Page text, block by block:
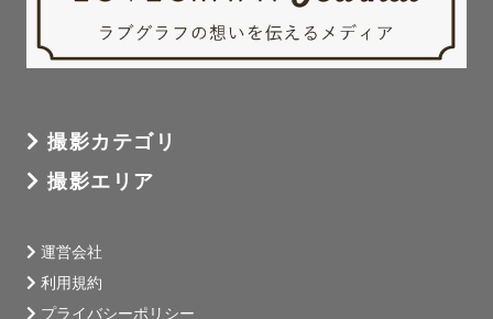
などご希望の方はZoomやLINE電話などの
【撮影当日について】
一緒にお話をしたり遊んだりしている、
撮影させていただきます📸
必要に応じてポージングなども
指示させていただきますので、
撮影カテゴリ
撮影エリア
運営会社
利用規約
プライバシーポリシー